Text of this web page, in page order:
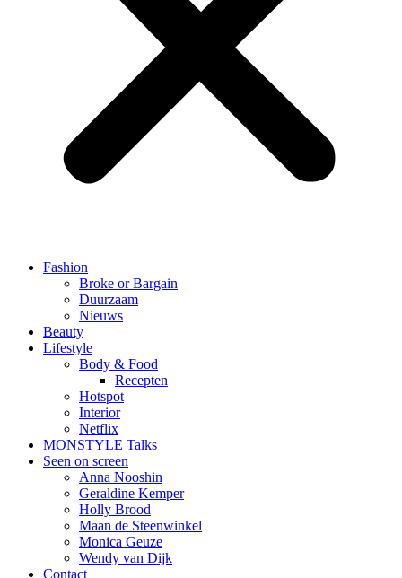
Fashion
Broke or Bargain
Duurzaam
Nieuws
Beauty
Lifestyle
Body & Food
Recepten
Hotspot
Interior
Netflix
MONSTYLE Talks
Seen on screen
Anna Nooshin
Geraldine Kemper
Holly Brood
Maan de Steenwinkel
Monica Geuze
Wendy van Dijk
Contact